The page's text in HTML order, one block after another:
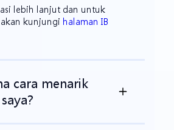
lebih lanjut dan untuk
kunjungi halaman IB
cara menarik